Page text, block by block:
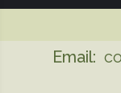
Email: